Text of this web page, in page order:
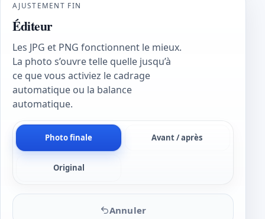
AJUSTEMENT FIN
Éditeur
Les JPG et PNG fonctionnent le mieux.
La photo s’ouvre telle quelle jusqu’à
ce que vous activiez le cadrage
automatique ou la balance
automatique.
Photo finale Avant / après
Original
Annuler